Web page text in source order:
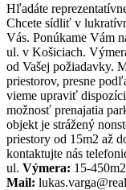
Hľadáte
Chcete sídliť v
Vás. Ponúkame Vám
ul. v Košiciach.
od Vašej požiadavky.
priestorov, presne
vieme upraviť
možnosť prenajatia
objekt je strážený
priestory od 15m2 až
kontaktujte nás
ul. Výmera: 15-450m2
Mail: